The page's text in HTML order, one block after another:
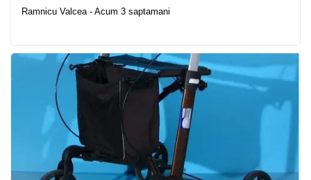
Ramnicu Valcea - Acum 3 saptamani